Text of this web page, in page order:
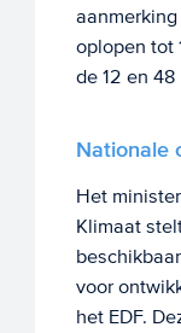
oplopen tot
de 12 en 48
Nationale
Het
Klimaat
voor
het EDF.